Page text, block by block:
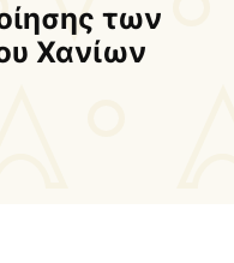
των
Χανίων